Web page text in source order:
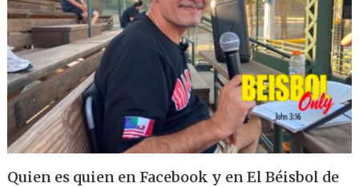
Quien es quien en Facebook y en El Béisbol de